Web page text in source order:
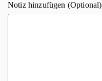
Notiz hinzufügen (Optional)